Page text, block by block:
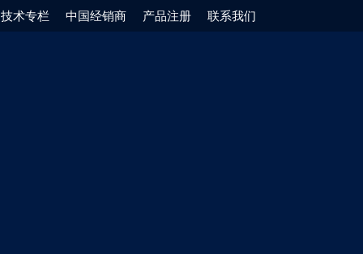
技术专栏 中国经销商 产品注册 联系我们